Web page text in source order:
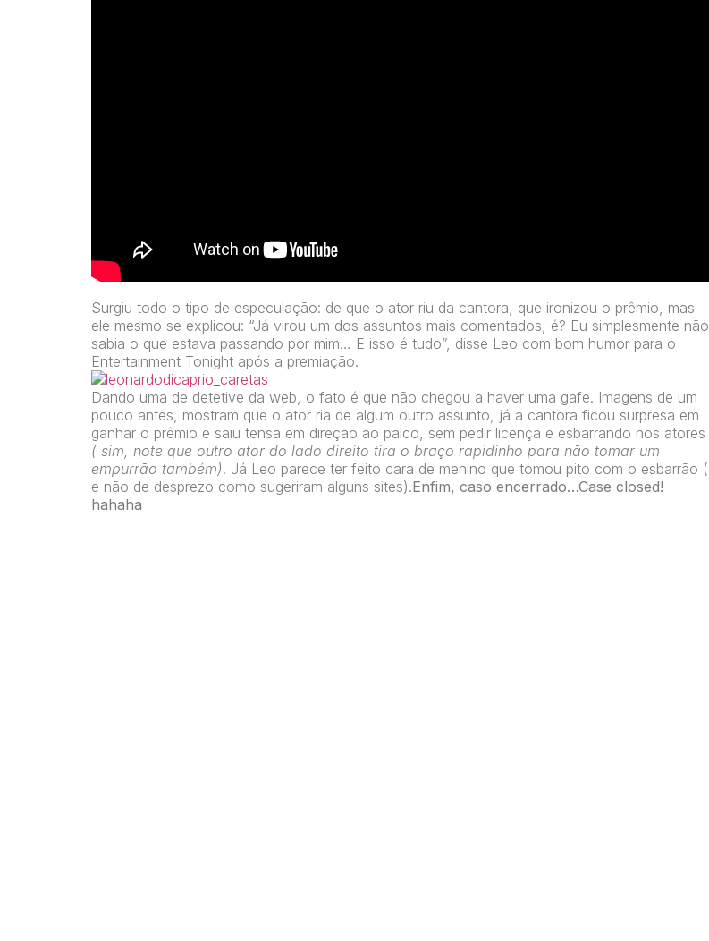
Surgiu todo o tipo de especulação: de que o ator riu da cantora, que ironizou o prêmio, mas
ele mesmo se explicou: “Já virou um dos assuntos mais comentados, é? Eu simplesmente não
sabia o que estava passando por mim… E isso é tudo”, disse Leo com bom humor para o
Entertainment Tonight após a premiação.
Dando uma de detetive da web, o fato é que não chegou a haver uma gafe. Imagens de um
pouco antes, mostram que o ator ria de algum outro assunto, já a cantora ficou surpresa em
ganhar o prêmio e saiu tensa em direção ao palco, sem pedir licença e esbarrando nos atores
( sim, note que outro ator do lado direito tira o braço rapidinho para não tomar um
empurrão também). Já Leo parece ter feito cara de menino que tomou pito com o esbarrão (
e não de desprezo como sugeriram alguns sites).Enfim, caso encerrado…Case closed!
hahaha